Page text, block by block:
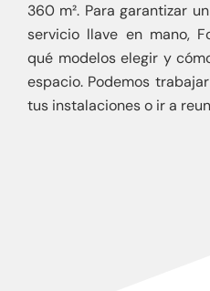
360 m². Para garantizar
servicio llave en mano,
qué modelos elegir y
espacio. Podemos
tus instalaciones o ir a